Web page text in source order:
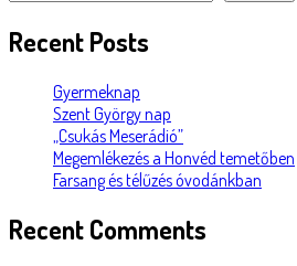
Recent Posts
Gyermeknap
Szent György nap
„Csukás Meserádió”
Megemlékezés a Honvéd temetőben
Farsang és télűzés óvodánkban
Recent Comments